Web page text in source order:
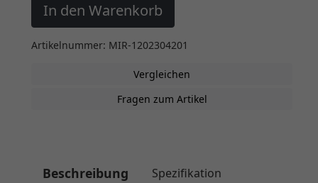
In den Warenkorb
Artikelnummer: MIR-1202304201
Vergleichen
Fragen zum Artikel
Beschreibung Spezifikation